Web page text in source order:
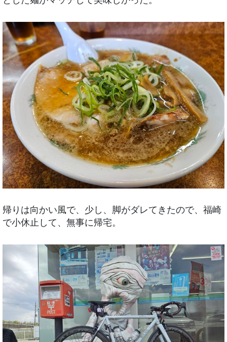
帰りは向かい風で、少し、脚がダレてきたので、福崎
で小休止して、無事に帰宅。